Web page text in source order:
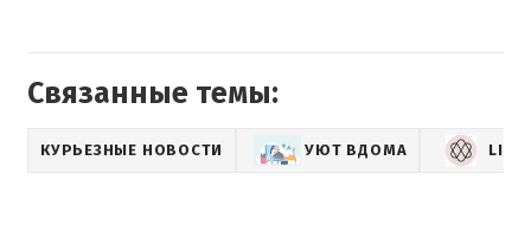
Связанные темы:
КУРЬЕЗНЫЕ НОВОСТИ УЮТ ВДОМА LIFE